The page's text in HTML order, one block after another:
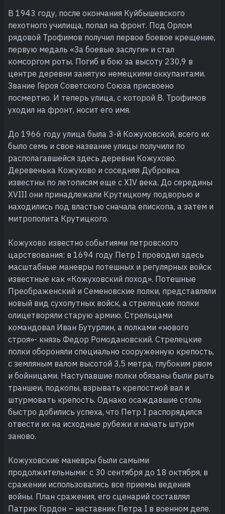
В 1943 году, после окончания Куйбышевского
пехотного училища, попал на фронт. Под Орлом
рядовой Трофимов получил первое боевое крещение,
первую медаль «За боевые заслуги» и стал
комсоргом роты. Погиб в бою за высоту 230,9 в
центре деревни занятую немецкими оккупантами.
Звание Героя Советского Союза присвоено
посмертно. И теперь улица, с которой В. Трофимов
уходил на фронт, носит его имя.
До 1966 году улица была 3-й Кожуховской, всего их
было семь и свое название улицы получили по
располагавшейся здесь деревни Кожухово.
Деревенька Кожухово и соседняя Дубровка
известны по летописям еще с XIV века. До середины
XVIII они принадлежали Крутицкому подворью и
находились под властью сначала епископа, а затем и
митрополита Крутицкого.
Кожухово известно событиями петровского
царствования: в 1694 году Петр I проводил здесь
масштабные маневры потешных и регулярных войск
известные как «Кожуховский поход». Потешные
Преображенский и Семеновские полки, представляли
новый вид сухопутных войск, а стрелецкие полки
олицетворяли старую армию. Стрельцами
командовал Иван Бутурлин, а полками «нового
строя»- князь Федор Ромодановский. Стрелецкие
полки обороняли специально сооруженную крепость,
с земляным валом высотой 3,5 метра, глубоким рвом
и бойницами. Наступавшие полки обязаны были рыть
траншеи, подкопы, взрывать крепостной вал и
штурмовать крепость. Однако осаждавшие столь
быстро добились успеха, что Петр I распорядился
отвести их на исходные рубежи и начать штурм
заново.
Кожуховские маневры были самыми
продолжительными: с 30 сентября до 18 октября, в
сражении использовались все приемы ведения
войны. План сражения, его сценарий составлял
Патрик Гордон – наставник Петра I в военном деле.